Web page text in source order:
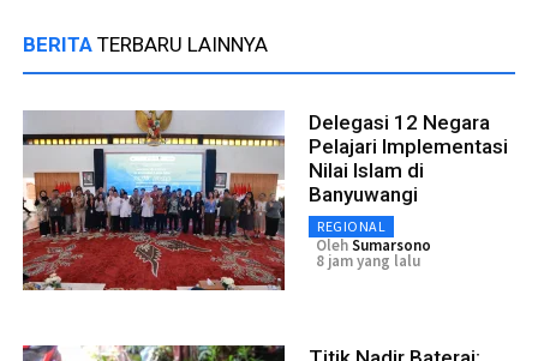
BERITA TERBARU LAINNYA
Delegasi 12 Negara
Pelajari Implementasi
Nilai Islam di
Banyuwangi
REGIONAL
OlehSumarsono
8 jam yang lalu